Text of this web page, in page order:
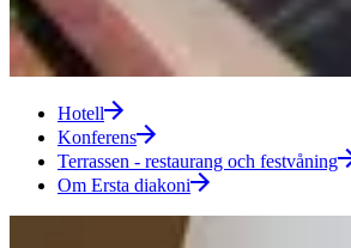
Hotell
Konferens
Terrassen - restaurang och festvåning
Om Ersta diakoni